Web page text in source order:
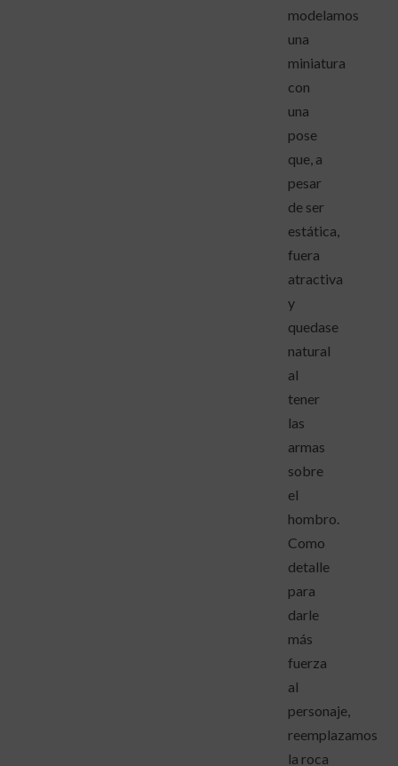
modelamos
una
miniatura
con
una
pose
que, a
pesar
de ser
estática,
fuera
atractiva
y
quedase
natural
al
tener
las
armas
sobre
el
hombro.
Como
detalle
para
darle
más
fuerza
al
personaje,
reemplazamos
la roca